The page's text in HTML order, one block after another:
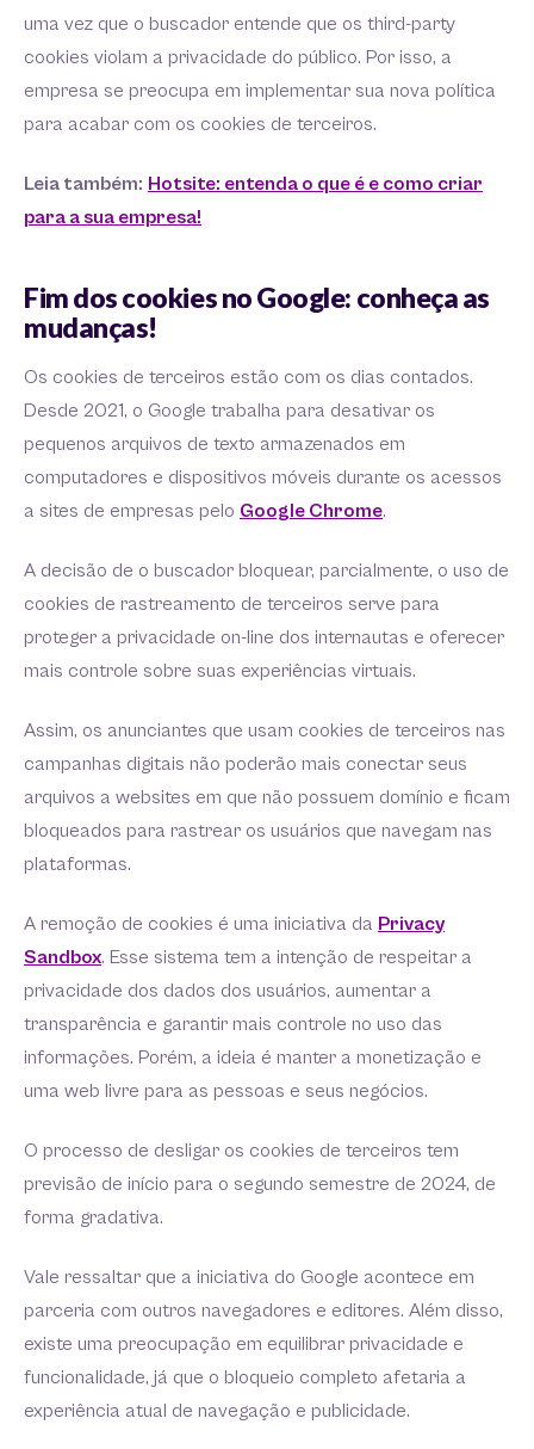
uma vez que o buscador entende que os third-party
cookies violam a privacidade do público. Por isso, a
empresa se preocupa em implementar sua nova política
para acabar com os cookies de terceiros.
Leia também: Hotsite: entenda o que é e como criar
para a sua empresa!
Fim dos cookies no Google: conheça as
mudanças!
Os cookies de terceiros estão com os dias contados.
Desde 2021, o Google trabalha para desativar os
pequenos arquivos de texto armazenados em
computadores e dispositivos móveis durante os acessos
a sites de empresas pelo Google Chrome.
A decisão de o buscador bloquear, parcialmente, o uso de
cookies de rastreamento de terceiros serve para
proteger a privacidade on-line dos internautas e oferecer
mais controle sobre suas experiências virtuais.
Assim, os anunciantes que usam cookies de terceiros nas
campanhas digitais não poderão mais conectar seus
arquivos a websites em que não possuem domínio e ficam
bloqueados para rastrear os usuários que navegam nas
plataformas.
A remoção de cookies é uma iniciativa da Privacy
Sandbox. Esse sistema tem a intenção de respeitar a
privacidade dos dados dos usuários, aumentar a
transparência e garantir mais controle no uso das
informações. Porém, a ideia é manter a monetização e
uma web livre para as pessoas e seus negócios.
O processo de desligar os cookies de terceiros tem
previsão de início para o segundo semestre de 2024, de
forma gradativa.
Vale ressaltar que a iniciativa do Google acontece em
parceria com outros navegadores e editores. Além disso,
existe uma preocupação em equilibrar privacidade e
funcionalidade, já que o bloqueio completo afetaria a
experiência atual de navegação e publicidade.